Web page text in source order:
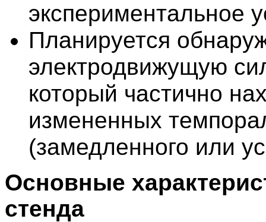
экспериментальное
Планируется
электродвижущую
который частично
измененных
(замедленного или
Основные
стенда